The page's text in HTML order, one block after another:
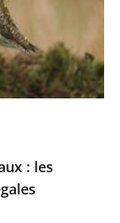
: les